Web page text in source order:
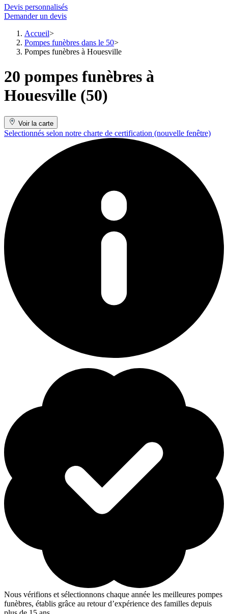
Devis personnalisés
Demander un devis
Accueil
Pompes funèbres dans le 50
Pompes funèbres à Houesville
20 pompes funèbres à
Houesville (50)
Voir la carte
Selectionnés selon notre charte de certification (nouvelle fenêtre)
Nous vérifions et sélectionnons chaque année les meilleures pompes
funèbres, établis grâce au retour d’expérience des familles depuis